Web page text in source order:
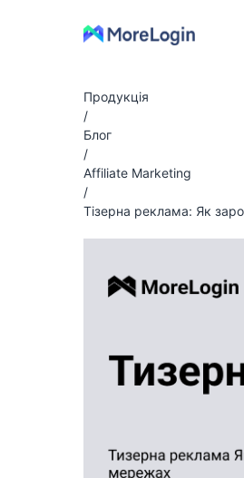
Продукція
/
Блог
/
Affiliate Marketing
/
Тізерна реклама: Як